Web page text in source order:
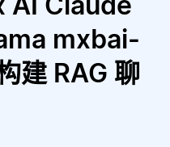
mxbai-
建 RAG 聊